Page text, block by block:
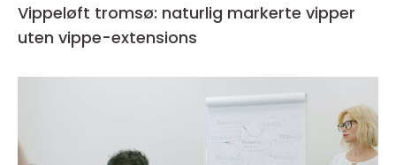
Vippeløft tromsø: naturlig markerte vipper
uten vippe-extensions